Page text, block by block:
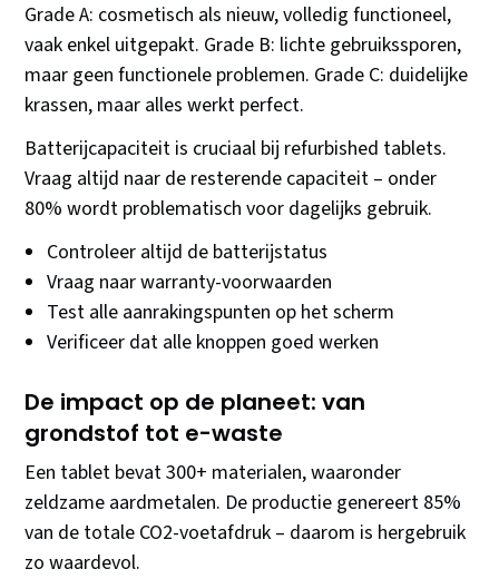
Grade A: cosmetisch als nieuw, volledig functioneel,
vaak enkel uitgepakt. Grade B: lichte gebruikssporen,
maar geen functionele problemen. Grade C: duidelijke
krassen, maar alles werkt perfect.
Batterijcapaciteit is cruciaal bij refurbished tablets.
Vraag altijd naar de resterende capaciteit – onder
80% wordt problematisch voor dagelijks gebruik.
Controleer altijd de batterijstatus
Vraag naar warranty-voorwaarden
Test alle aanrakingspunten op het scherm
Verificeer dat alle knoppen goed werken
De impact op de planeet: van
grondstof tot e-waste
Een tablet bevat 300+ materialen, waaronder
zeldzame aardmetalen. De productie genereert 85%
van de totale CO2-voetafdruk – daarom is hergebruik
zo waardevol.